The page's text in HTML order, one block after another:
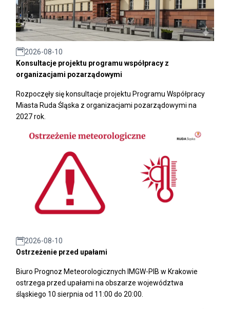
2026-08-10
Konsultacje projektu programu współpracy z
organizacjami pozarządowymi
Rozpoczęły się konsultacje projektu Programu Współpracy
Miasta Ruda Śląska z organizacjami pozarządowymi na
2027 rok.
2026-08-10
Ostrzeżenie przed upałami
Biuro Prognoz Meteorologicznych IMGW-PIB w Krakowie
ostrzega przed upałami na obszarze województwa
śląskiego 10 sierpnia od 11:00 do 20:00.